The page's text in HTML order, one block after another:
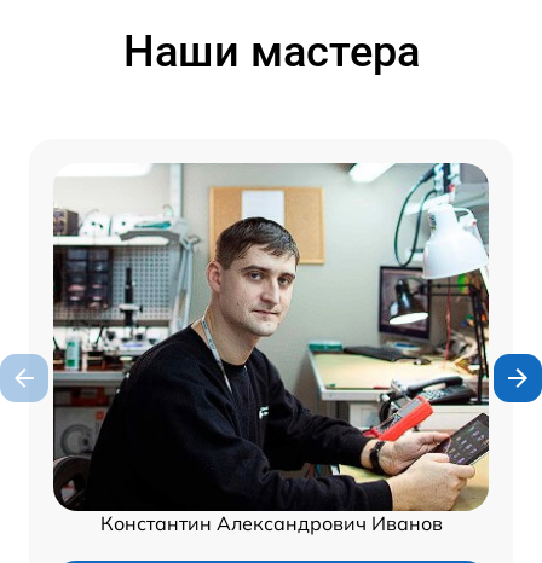
Наши мастера
Константин Александрович Иванов